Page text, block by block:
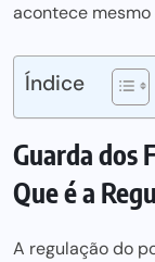
acontece
Índice
Guarda dos
Que é a
A regulação do